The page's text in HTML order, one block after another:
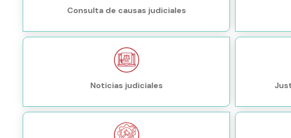
Consulta de causas judiciales
Noticias judiciales